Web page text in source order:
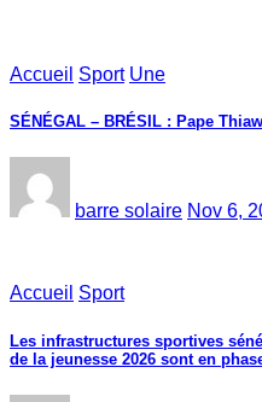
Accueil Sport Une
SÉNÉGAL – BRÉSIL : Pape
barre solaire Nov 6,
Accueil Sport
Les infrastructures sportives
de la jeunesse 2026 sont en